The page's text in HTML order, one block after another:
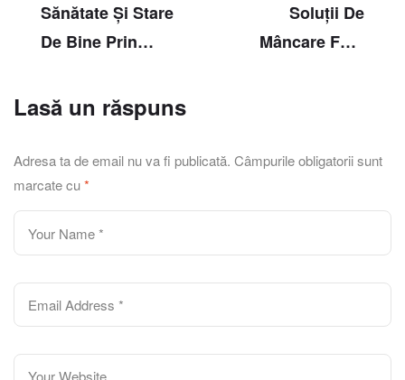
Sănătate Și Stare
De Bine Prin
Soluții De
Mâncare Fără
Lasă un răspuns
Adresa ta de email nu va fi publicată. Câmpurile obligatorii sunt
marcate cu*